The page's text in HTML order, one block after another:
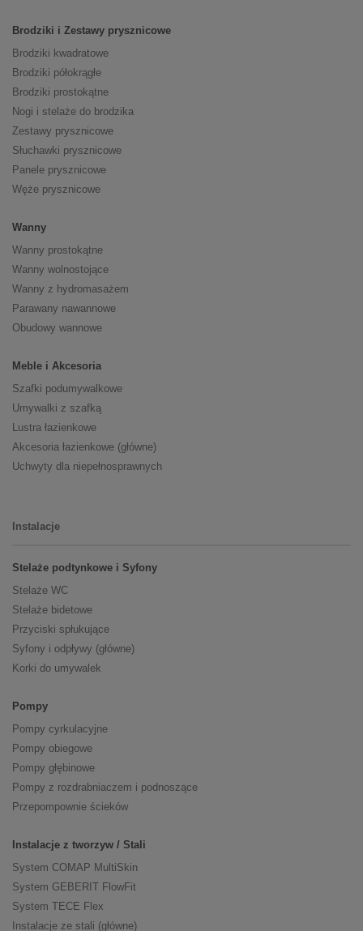
Brodziki i Zestawy prysznicowe
Brodziki kwadratowe
Brodziki półokrągłe
Brodziki prostokątne
Nogi i stelaże do brodzika
Zestawy prysznicowe
Słuchawki prysznicowe
Panele prysznicowe
Węże prysznicowe
Wanny
Wanny prostokątne
Wanny wolnostojące
Wanny z hydromasażem
Parawany nawannowe
Obudowy wannowe
Meble i Akcesoria
Szafki podumywalkowe
Umywalki z szafką
Lustra łazienkowe
Akcesoria łazienkowe (główne)
Uchwyty dla niepełnosprawnych
Instalacje
Stelaże podtynkowe i Syfony
Stelaże WC
Stelaże bidetowe
Przyciski spłukujące
Syfony i odpływy (główne)
Korki do umywalek
Pompy
Pompy cyrkulacyjne
Pompy obiegowe
Pompy głębinowe
Pompy z rozdrabniaczem i podnoszące
Przepompownie ścieków
Instalacje z tworzyw / Stali
System COMAP MultiSkin
System GEBERIT FlowFit
System TECE Flex
Instalacje ze stali (główne)